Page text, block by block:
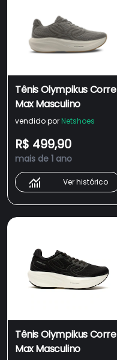
Tênis Olympikus Corre
Max Masculino
vendido por Netshoes
R$ 499,90
mais de 1 ano
Ver histórico
Tênis Olympikus Corre
Max Masculino